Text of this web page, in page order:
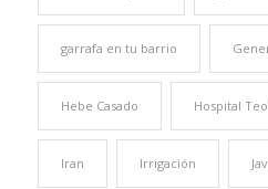
garrafa en tu barrio
Hebe Casado Hospital
Iran Irrigación